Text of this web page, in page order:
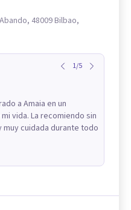
48009 Bilbao,
1/5
a Amaia en un
vida. La recomiendo sin
muy cuidada durante todo